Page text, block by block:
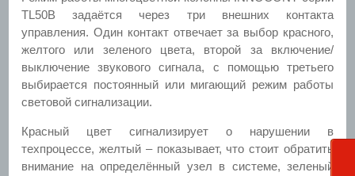
TL50B задаётся через три внешних контакта
управления. Один контакт отвечает за выбор красного,
желтого или зеленого цвета, второй за включение/
выключение звукового сигнала, с помощью третьего
выбирается постоянный или мигающий режим работы
световой сигнализации.
Красный цвет сигнализирует о нарушении в
техпроцессе, желтый – показывает, что стоит обратить
внимание на определённый узел в системе, зеленый